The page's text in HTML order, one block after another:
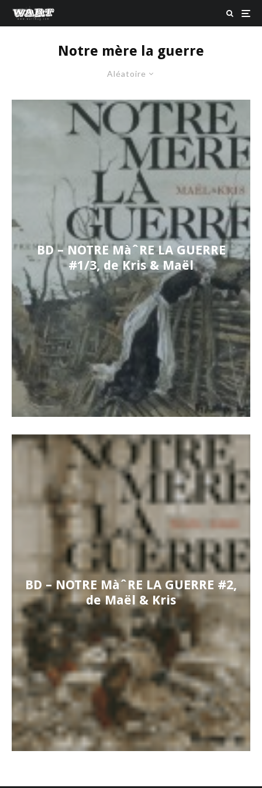
Notre mère la guerre
Aléatoire
BD – NOTRE MàˆRE LA GUERRE
#1/3, de Kris & Maël
BD – NOTRE MàˆRE LA GUERRE #2,
de Maël & Kris